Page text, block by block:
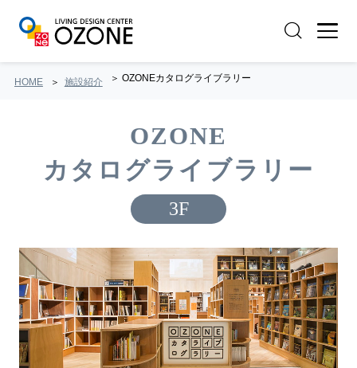
HOME 施設紹介 OZONEカタログライブラリー
OZONE
カタログライブラリー
3F